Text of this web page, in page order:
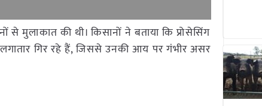
से मुलाकात की थी। किसानों ने बताया कि प्रोसेसिंग
गिर रहे हैं, जिससे उनकी आय पर गंभीर असर